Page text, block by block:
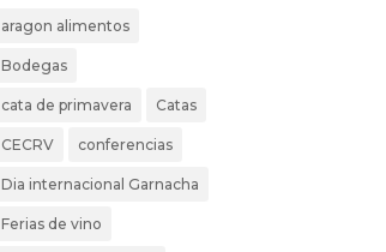
aragon alimentos
Bodegas
cata de primavera Catas
CECRV conferencias
Dia internacional Garnacha
Ferias de vino